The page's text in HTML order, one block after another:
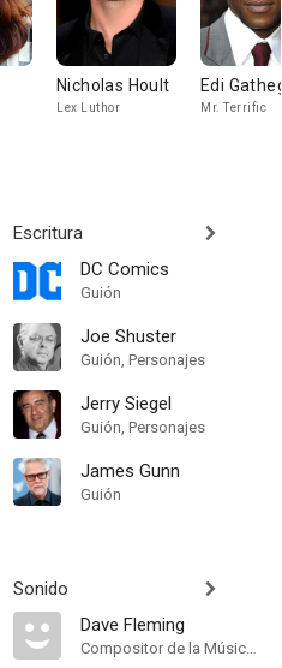
Nicholas Hoult
Lex Luthor
Edi
Mr. Terrific
Escritura
DC Comics
Guión
Joe Shuster
Guión, Personajes
Jerry Siegel
Guión, Personajes
James Gunn
Guión
Sonido
Dave Fleming
Compositor de la Música Original